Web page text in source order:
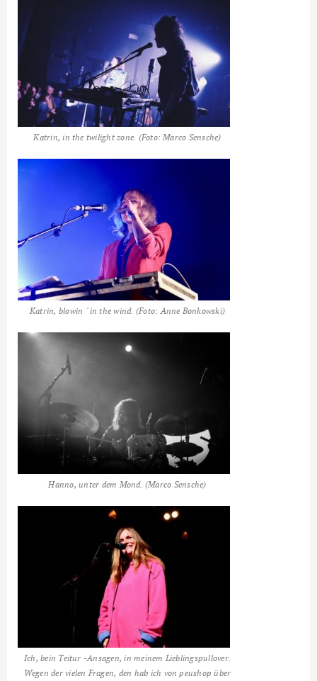
Katrin, in the twilight zone. (Foto: Marco Sensche)
Katrin, blowin ´in the wind. (Foto: Anne Bonkowski)
Hanno, unter dem Mond. (Marco Sensche)
Ich, bein Teitur -Ansagen, in meinem Lieblingspullover.
Wegen der vielen Fragen, den hab ich von peushop über